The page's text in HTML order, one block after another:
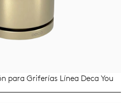
LEER MÁS
para Griferías Línea Deca You